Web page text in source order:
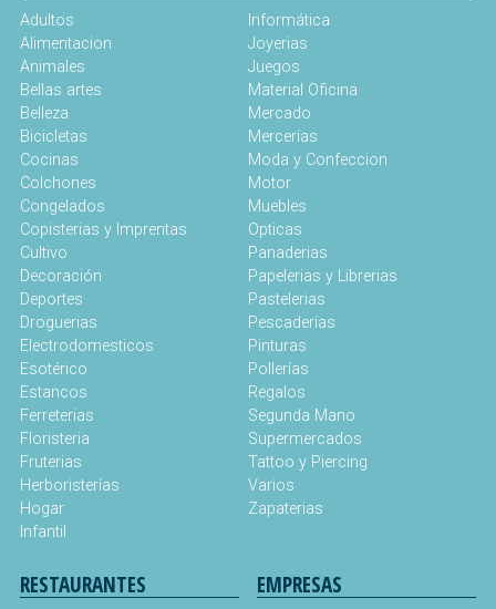
Adultos
Alimentacion
Animales
Bellas artes
Belleza
Bicicletas
Cocinas
Colchones
Congelados
Copisterias y Imprentas
Cultivo
Decoración
Deportes
Droguerias
Electrodomesticos
Esotérico
Estancos
Ferreterias
Floristeria
Fruterias
Herboristerías
Hogar
Infantil
Informática
Joyerias
Juegos
Material Oficina
Mercado
Mercerías
Moda y Confeccion
Motor
Muebles
Opticas
Panaderias
Papelerias y Librerias
Pastelerias
Pescaderías
Pinturas
Pollerías
Regalos
Segunda Mano
Supermercados
Tattoo y Piercing
Varios
Zapaterias
RESTAURANTES EMPRESAS